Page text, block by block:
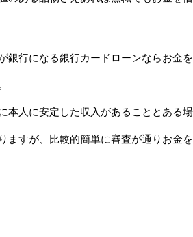
行になる銀行カードローンならお金を
人に安定した収入があることとある
すが、比較的簡単に審査が通りお金を